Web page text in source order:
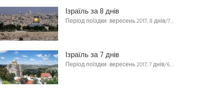
Ізраїль за 8 днів
Період поїздки: вересень 2017, 8 днів/7…
Ізраїль за 7 днів
Період поїздки: вересень 2017, 7 днів/6…